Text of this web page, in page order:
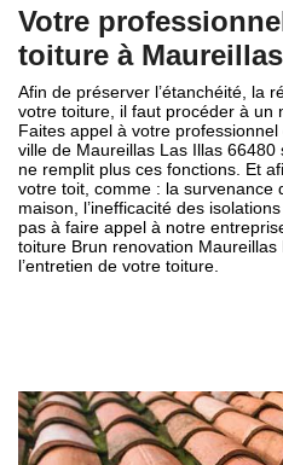
Votre
toiture à
Afin de préserver l’étanchéité, la
votre toiture, il faut procéder à un
Faites appel à votre
ville de Maureillas Las Illas
ne remplit plus ces fonctions. Et
votre toit, comme : la survenance
maison, l’inefficacité des
pas à faire appel à notre
toiture Brun renovation Maureillas
l’entretien de votre toiture.